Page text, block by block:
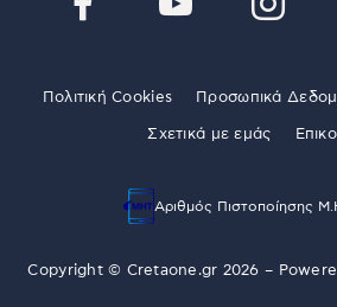
Πολιτική Cookies Προσωπικά
Σχετικά με εμάς
Αριθμός Πιστοποίησης
Copyright © Cretaone.gr 2026 –